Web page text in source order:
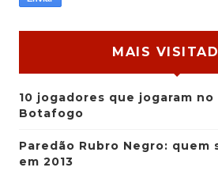
MAIS
10 jogadores que jogaram
Botafogo
Paredão Rubro Negro: quem
em 2013